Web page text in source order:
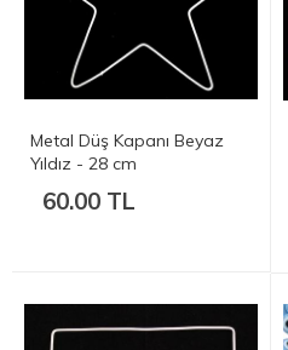
Metal Düş Kapanı Beyaz
Yıldız - 28 cm
60.00 TL